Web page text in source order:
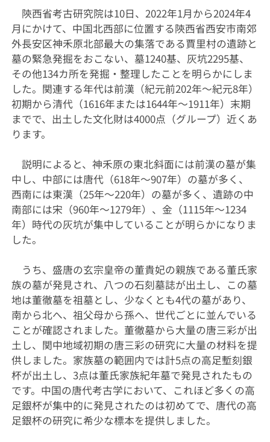
陝西省考古研究院は10日、 2022年1月から2024年4
月にかけて、中国北西部に位置する陝西省西安市南郊
外長安区神禾原北部最大の集落である賈里村の遺跡と
墓の緊急発掘をおこない、墓1240基、灰坑2295基、
その他134カ所を発掘・整理したことを明らかにしま
した。関連する年代は前漢（紀元前202年～紀元8年）
初期から清代（1616年または1644年～1911年）末期
までで、出土した文化財は4000点（グループ）近くあ
ります。
説明によると、神禾原の東北斜面には前漢の墓が集
中し、中部には唐代（618年～907年）の墓が多く、
西南には東漢（25年～220年）の墓が多く、遺跡の中
南部には宋（960年～1279年）、金（1115年～1234
年）時代の灰坑が集中していることが明らかになりま
した。
うち、盛唐の玄宗皇帝の董貴妃の親族である董氏家
族の墓が発見され、八つの石刻墓誌が出土し、この墓
地は董徹墓を祖墓とし、少なくとも4代の墓があり、
南から北へ、祖父母から孫へ、世代ごとに並んでいる
ことが確認されました。董徹墓から大量の唐三彩が出
土し、関中地域初期の唐三彩の研究に大量の材料を提
供しました。家族墓の範囲内では計5点の高足塹刻銀
杯が出土し、 3点は董氏家族紀年墓で発見されたもの
です。中国の唐代考古学において、これほど多くの高
足銀杯が集中的に発見されたのは初めてで、唐代の高
足銀杯の研究に希少な標本を提供しました。